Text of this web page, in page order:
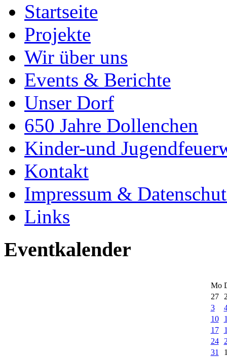
Startseite
Projekte
Wir über uns
Events & Berichte
Unser Dorf
650 Jahre Dollenchen
Kinder-und
Kontakt
Impressum &
Links
Eventkalender
Mo
27
3
10
17
24
31